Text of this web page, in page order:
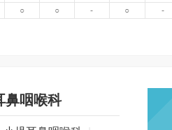
○ ○ - ○ -
鼻咽喉科